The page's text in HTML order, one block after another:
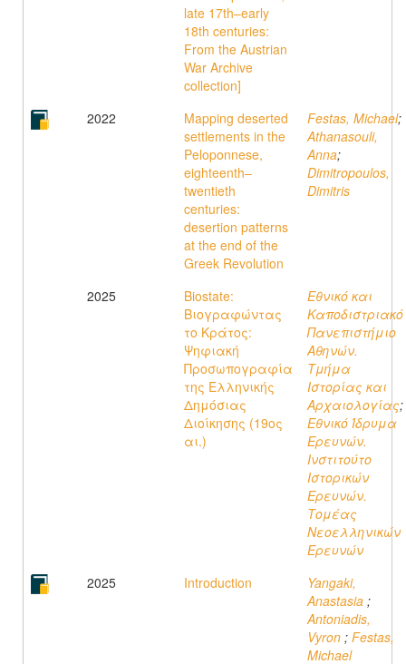
late 17th–early
18th centuries:
From the Austrian
War Archive
collection]
2022
Mapping deserted
settlements in the
Peloponnese,
eighteenth–
twentieth
centuries:
desertion patterns
at the end of the
Greek Revolution
Festas, Michael;
Athanasouli,
Anna;
Dimitropoulos,
Dimitris
2025
Biostate:
Βιογραφώντας
το Κράτος:
Ψηφιακή
Προσωπογραφία
της Ελληνικής
Δημόσιας
Διοίκησης (19ος
αι.)
Εθνικό και
Καποδιστριακό
Πανεπιστήμιο
Αθηνών.
Τμήμα
Ιστορίας και
Αρχαιολογίας;
Εθνικό Ίδρυμα
Ερευνών.
Ινστιτούτο
Ιστορικών
Ερευνών.
Τομέας
Νεοελληνικών
Ερευνών
2025
Introduction
Yangaki,
Anastasia ;
Antoniadis,
Vyron ; Festas,
Michael